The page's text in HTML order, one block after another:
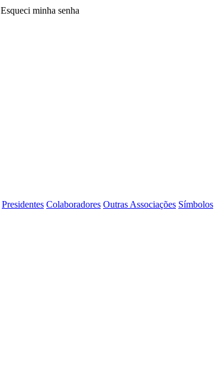
Esqueci minha senha
Presidentes Colaboradores Outras Associações Símbolos